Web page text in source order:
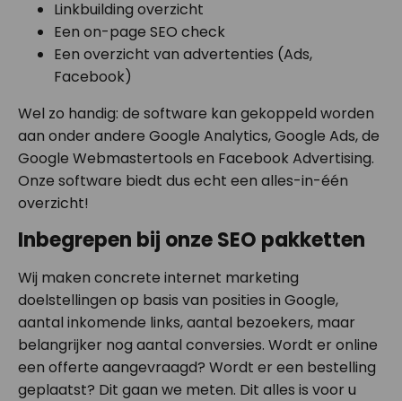
Linkbuilding overzicht
Een on-page SEO check
Een overzicht van advertenties (Ads,
Facebook)
Wel zo handig: de software kan gekoppeld worden
aan onder andere Google Analytics, Google Ads, de
Google Webmastertools en Facebook Advertising.
Onze software biedt dus echt een alles-in-één
overzicht!
Inbegrepen bij onze SEO pakketten
Wij maken concrete internet marketing
doelstellingen op basis van posities in Google,
aantal inkomende links, aantal bezoekers, maar
belangrijker nog aantal conversies. Wordt er online
een offerte aangevraagd? Wordt er een bestelling
geplaatst? Dit gaan we meten. Dit alles is voor u